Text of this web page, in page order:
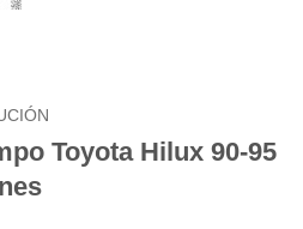
Toyota Hilux 90-95